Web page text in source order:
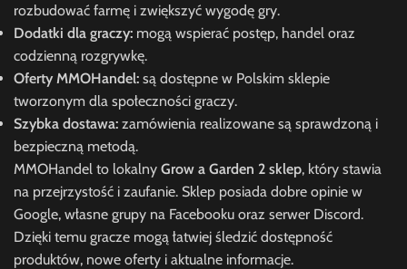
rozbudować farmę i zwiększyć wygodę gry.
Dodatki dla graczy: mogą wspierać postęp, handel oraz
codzienną rozgrywkę.
Oferty MMOHandel: są dostępne w Polskim sklepie
tworzonym dla społeczności graczy.
Szybka dostawa: zamówienia realizowane są sprawdzoną i
bezpieczną metodą.
MMOHandel to lokalny Grow a Garden 2 sklep, który stawia
na przejrzystość i zaufanie. Sklep posiada dobre opinie w
Google, własne grupy na Facebooku oraz serwer Discord.
Dzięki temu gracze mogą łatwiej śledzić dostępność
produktów, nowe oferty i aktualne informacje.